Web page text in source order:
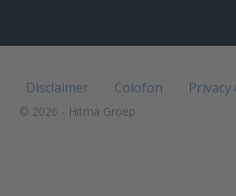
Disclaimer Colofon
© 2026 - Hitma Groep